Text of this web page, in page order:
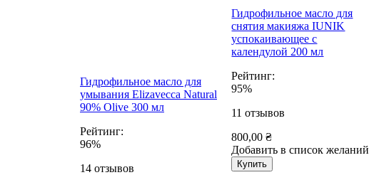
Гидрофильное масло для
умывания Elizavecca Natural
90% Olive 300 мл
Рейтинг:
96%
14 отзывов
Гидрофильное масло для
снятия макияжа IUNIK
успокаивающее с
календулой 200 мл
Рейтинг:
95%
11отзывов
800,00 ₴
Добавить в список желаний
Купить